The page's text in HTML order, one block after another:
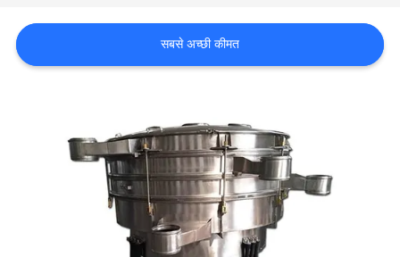
संपर्क
करें
सबसे अच्छी कीमत